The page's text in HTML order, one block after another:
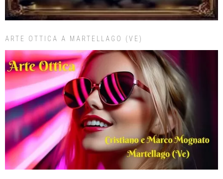
ARTE OTTICA A MARTELLAGO (VE)